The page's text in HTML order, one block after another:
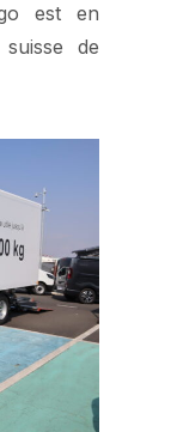
est en
de